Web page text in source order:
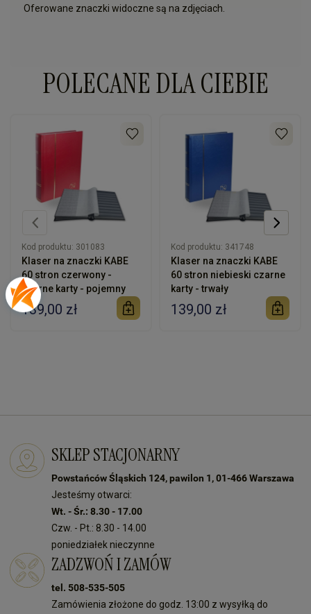
Oferowane znaczki widoczne są na zdjęciach.
POLECANE DLA CIEBIE
Kod produktu: 301083
Klaser na znaczki KABE
60 stron czerwony -
czarne karty - pojemny
139,00 zł
Kod produktu: 341748
Klaser na znaczki KABE
60 stron niebieski czarne
karty - trwały
139,00 zł
SKLEP STACJONARNY
Powstańców Śląskich 124, pawilon 1, 01-466 Warszawa
Jesteśmy otwarci:
Wt. - Śr.: 8.30 - 17.00
Czw. - Pt.: 8.30 - 14.00
poniedziałek nieczynne
ZADZWOŃ I ZAMÓW
tel. 508-535-505
Zamówienia złożone do godz. 13:00 z wysyłką do